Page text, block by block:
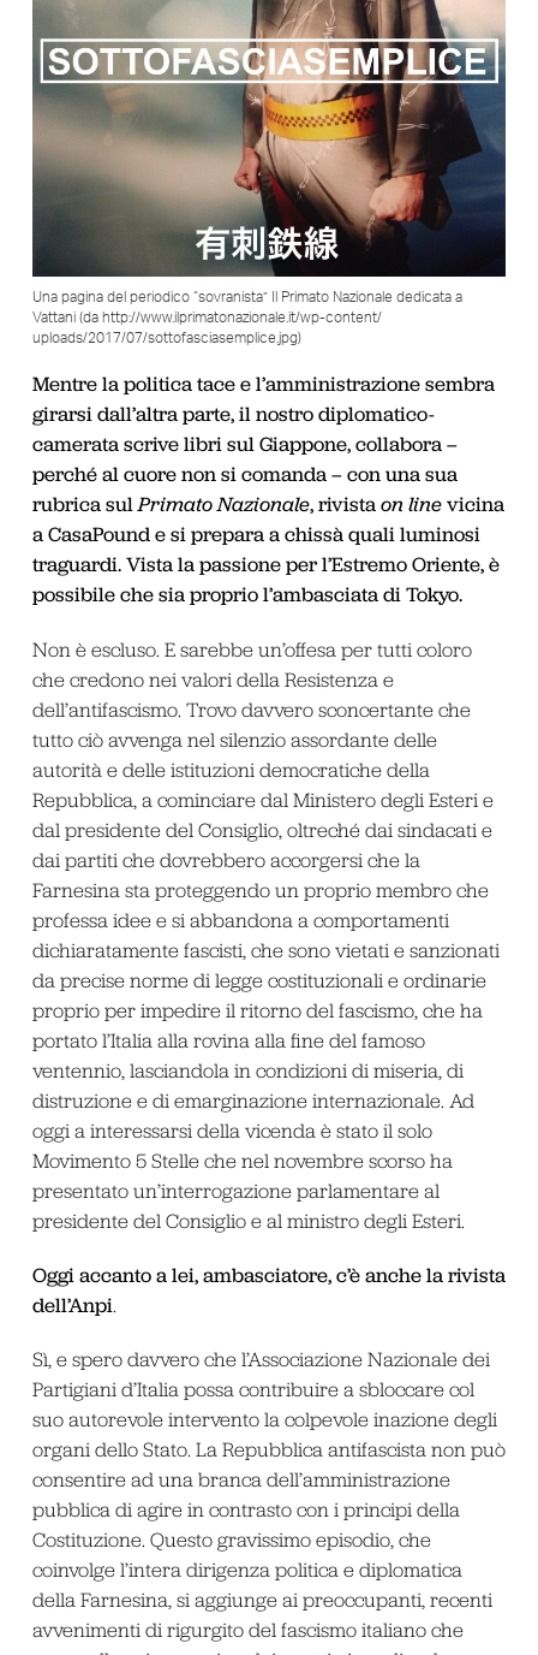
Una pagina del periodico “sovranista” Il Primato Nazionale dedicata a
Vattani (da http://www.ilprimatonazionale.it/wp-content/
uploads/2017/07/sottofasciasemplice.jpg)
Mentre la politica tace e l’amministrazione sembra
girarsi dall’altra parte, il nostro diplomatico-
camerata scrive libri sul Giappone, collabora –
perché al cuore non si comanda – con una sua
rubrica sulPrimato Nazionale, rivistaon linevicina
a CasaPound e si prepara a chissà quali luminosi
traguardi. Vista la passione per l’Estremo Oriente, è
possibile che sia proprio l’ambasciata di Tokyo.
Non è escluso. E sarebbe un’offesa per tutti coloro
che credono nei valori della Resistenza e
dell’antifascismo. Trovo davvero sconcertante che
tutto ciò avvenga nel silenzio assordante delle
autorità e delle istituzioni democratiche della
Repubblica, a cominciare dal Ministero degli Esteri e
dal presidente del Consiglio, oltreché dai sindacati e
dai partiti che dovrebbero accorgersi che la
Farnesina sta proteggendo un proprio membro che
professa idee e si abbandona a comportamenti
dichiaratamente fascisti, che sono vietati e sanzionati
da precise norme di legge costituzionali e ordinarie
proprio per impedire il ritorno del fascismo, che ha
portato l’Italia alla rovina alla fine del famoso
ventennio, lasciandola in condizioni di miseria, di
distruzione e di emarginazione internazionale. Ad
oggi a interessarsi della vicenda è stato il solo
Movimento 5 Stelle che nel novembre scorso ha
presentato un’interrogazione parlamentare al
presidente del Consiglio e al ministro degli Esteri.
Oggi accanto a lei, ambasciatore, c’è anche la rivista
dell’Anpi.
Sì, e spero davvero che l’Associazione Nazionale dei
Partigiani d’Italia possa contribuire a sbloccare col
suo autorevole intervento la colpevole inazione degli
organi dello Stato. La Repubblica antifascista non può
consentire ad una branca dell’amministrazione
pubblica di agire in contrasto con i principi della
Costituzione. Questo gravissimo episodio, che
coinvolge l’intera dirigenza politica e diplomatica
della Farnesina, si aggiunge ai preoccupanti, recenti
avvenimenti di rigurgito del fascismo italiano che